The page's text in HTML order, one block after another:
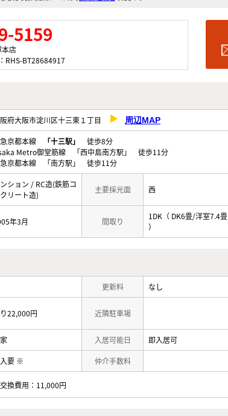
5159
本店
RHS-BT28684917
府大阪市淀川区十三東１丁目 周辺MAP
京都本線 「十三駅」
徒歩8分
Metro御堂筋線 「西中島南方駅」 徒歩11分
京都本線 「南方駅」 徒歩11分
ション / RC造(鉄筋コ
リート造)
主要採光面 西
年3月 間取り
1DK（ DK6畳/洋室7.4畳
）
更新料 なし
22,000円 近隣駐車場
入居可能日 即入居可
要 ※ 仲介手数料
換費用：11,000円